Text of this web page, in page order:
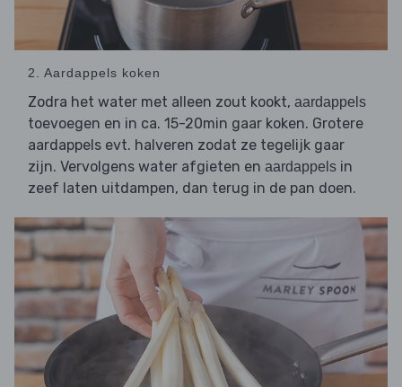
2. Aardappels koken
Zodra het water met alleen zout kookt, aardappels
toevoegen en in ca. 15-20min gaar koken. Grotere
aardappels evt. halveren zodat ze tegelijk gaar
zijn. Vervolgens water afgieten en aardappels in
zeef laten uitdampen, dan terug in de pan doen.